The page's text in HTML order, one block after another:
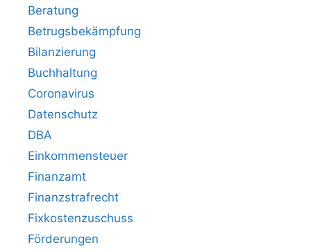
Beratung
Betrugsbekämpfung
Bilanzierung
Buchhaltung
Coronavirus
Datenschutz
DBA
Einkommensteuer
Finanzamt
Finanzstrafrecht
Fixkostenzuschuss
Förderungen